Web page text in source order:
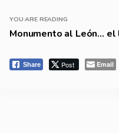
YOU ARE READING
Monumento al León… el
Share Post Email